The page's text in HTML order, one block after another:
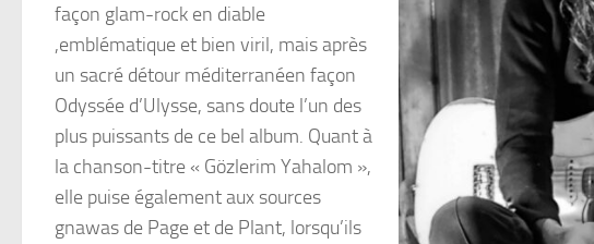
façon glam-rock en diable
,emblématique et bien viril, mais après
un sacré détour méditerranéen façon
Odyssée d’Ulysse, sans doute l’un des
plus puissants de ce bel album. Quant à
la chanson-titre « Gözlerim Yahalom »,
elle puise également aux sources
gnawas de Page et de Plant, lorsqu’ils